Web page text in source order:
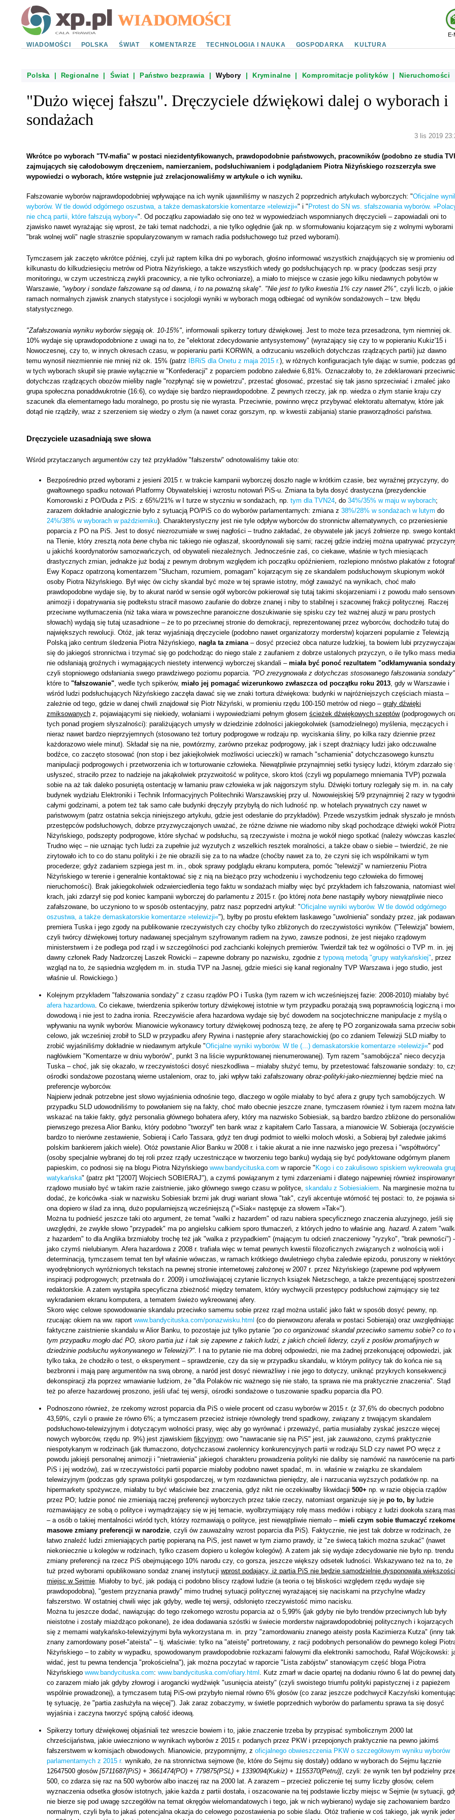
E-
WIADOMOŚCI POLSKA ŚWIAT KOMENTARZE TECHNOLOGIA I NAUKA GOSPODARKA KULTURA
Polska| Regionalne Świat| Państwo bezprawia|Wybory Kryminalne Kompromitacje polityków Nieruchomości
"Dużo więcej fałszu". Dręczyciele dźwiękowi dalej o wyborach i
sondażach
3 lis 2019
Wkrótce po wyborach "TV-mafia" w postaci niezidentyfikowanych, prawdopodobnie państwowych, pracowników (podobno ze studia
zajmujących się całodobowym dręczeniem, namierzaniem, podsłuchiwaniem i podglądaniem Piotra Niżyńskiego rozszerzyła swe
wypowiedzi o wyborach, które wstępnie już zrelacjonowaliśmy w artykule o ich wyniku.
Fałszowanie wyborów najprawdopodobniej wpływające na ich wynik ujawniliśmy w naszych 2 poprzednich artykułach wyborczych: "Oficjalne
wyborów. W tle dowód odgórnego oszustwa, a także demaskatorskie komentarze »telewizji«" i " Protest do SN ws. sfałszowania wyborów.
nie chcą partii, które fałszują wybory«". Od początku zapowiadało się ono też w wypowiedziach wspomnianych dręczycieli – zapowiadali oni to
zjawisko nawet wyrażając się wprost, że taki temat nadchodzi, a nie tylko oględnie (jak np. w sformułowaniu kojarzącym się z wolnymi wyborami
"brak wolnej woli" nagle strasznie spopularyzowanym w ramach radia podsłuchowego tuż przed wyborami).
Tymczasem jak zaczęto wkrótce później, czyli już raptem kilka dni po wyborach, głośno informować wszystkich znajdujących się w promieniu od
kilkunastu do kilkudziesięciu metrów od Piotra Niżyńskiego, a także wszystkich wtedy go podsłuchujących np. w pracy (podczas sesji przy
monitoringu, w czym uczestniczą zwykli pracownicy, a nie tylko ochroniarze), a miało to miejsce w czasie jego kilku niedawnych pobytów w
Warszawie, "wybory i sondaże fałszowane są od dawna, i to na poważną skalę". "Nie jest to tylko kwestia 1% czy nawet 2%", czyli liczb, o jakie
ramach normalnych zjawisk znanych statystyce i socjologii wyniki w wyborach mogą odbiegać od wyników sondażowych – tzw. błędu
statystycznego.
"Zafałszowania wyniku wyborów sięgają ok. 10-15%", informowali spikerzy tortury dźwiękowej. Jest to może teza przesadzona, tym niemniej ok.
10% wydaje się uprawdopodobnione z uwagi na to, że "elektorat zdecydowanie antysystemowy" (wyrażający się czy to w popieraniu Kukiz'15 i
Nowoczesnej, czy to, w innych okresach czasu, w popieraniu partii KORWiN, a odrzucaniu wszelkich dotychczas rządzących partii) już dawno
temu wynosił niezmiennie nie mniej niż ok. 15% (patrz
IBRiS dla Onetu z maja 2015 r.), w różnych konfiguracjach tyle dając w sumie, podczas
w tych wyborach skupił się prawie wyłącznie w "Konfederacji" z poparciem podobno zaledwie 6,81%. Oznaczałoby to, że zdeklarowani
dotychczas rządzących obozów mieliby nagle "rozpłynąć się w powietrzu", przestać głosować, przestać się tak jasno sprzeciwiać i zmaleć jako
grupa społeczna ponaddwukrotnie (16:6), co wydaje się bardzo nieprawdopodobne. Z pewnych rzeczy, jak np. wiedza o złym stanie kraju czy
szacunek dla elementarnego ładu moralnego, po prostu się nie wyrasta. Przeciwnie, powinno wręcz przybywać elektoratu alternatyw, które jak
dotąd nie rządziły, wraz z szerzeniem się wiedzy o złym (a nawet coraz gorszym, np. w kwestii zabijania) stanie praworządności państwa.
Dręczyciele uzasadniają swe słowa
Wśród przytaczanych argumentów czy też przykładów "fałszerstw" odnotowaliśmy takie oto:
Bezpośrednio przed wyborami z jesieni 2015 r. w trakcie kampanii wyborczej doszło nagle w krótkim czasie, bez wyraźnej przyczyny, do
gwałtownego spadku notowań Platformy Obywatelskiej i wzrostu notowań PiS-u. Zmiana ta była dosyć drastyczna (prezydenckie
Komorowski z PO/Duda z PiS: z 65%/21% w I turze w styczniu w sondażach, np. tym dla TVN24, do 34%/35% w maju w wyborach;
zarazem dokładnie analogicznie było z sytuacją PO/PiS co do wyborów parlamentarnych: zmiana z 38%/28% w sondażach w lutym do
24%/38% w wyborach w październiku). Charakterystyczny jest nie tyle odpływ wyborców do stronnictw alternatywnych, co przeniesienie
poparcia z PO na PiS. Jest to dosyć niezrozumiałe w swej nagłości – trudno zakładać, że obywatele jak jacyś żołnierze np. swego
na Tlenie, który zresztą nota bene chyba nic takiego nie ogłaszał, skoordynowali się sami; raczej gdzie indziej można upatrywać
u jakichś koordynatorów samozwańczych, od obywateli niezależnych. Jednocześnie zaś, co ciekawe, właśnie w tych miesiącach
drastycznych zmian, jednakże już bodaj z pewnym drobnym względem ich początku opóźnieniem, rozlepiono mnóstwo plakatów z
Ewy Kopacz opatrzoną komentarzem "Słucham, rozumiem, pomagam" kojarzącym się ze skandalem podsłuchowym skupionym wokół
osoby Piotra Niżyńskiego. Był więc ów cichy skandal być może w tej sprawie istotny, mógł zaważyć na wynikach, choć mało
prawdopodobne wydaje się, by to akurat naród w sensie ogół wyborców pokierował się tutaj takimi skojarzeniami i z powodu mało
animozji i dopatrywania się podtekstu stracił masowo zaufanie do dobrze znanej i niby to stabilnej i szacownej frakcji politycznej. Raczej
przeciwne wytłumaczenia (niż taka wiara w powszechne paranoiczne doszukiwanie się spisku czy też ważnej aluzji w paru prostych
słowach) wydają się tutaj uzasadnione – że to po przeciwnej stronie do demokracji, reprezentowanej przez wyborców, dochodziło tutaj do
największych rewolucji. Otóż, jak teraz wyjaśniają dręczyciele (podobno nawet organizatorzy morderstw) kojarzeni popularnie z Telewizją
Polską jako centrum śledzenia Piotra Niżyńskiego, nagła ta zmiana– dosyć przecież obca naturze ludzkiej, ta bowiem lubi
się do jakiegoś stronnictwa i trzymać się go podchodząc do niego stale z zaufaniem z dobrze ustalonych przyczyn, o ile tylko mass media
nie odsłaniają groźnych i wymagających niestety interwencji wyborczej skandali – miała być ponoć rezultatem "odkłamywania
czyli stopniowego odsłaniania swego prawdziwego poziomu poparcia. "PO zrezygnowała z dotychczas stosowanego fałszowania sondaży"
które to "fałszowanie", wedle tych spikerów, miało jej pomagać wizerunkowo zwłaszcza od początku roku 2013, gdy w Warszawie i
wśród ludzi podsłuchujących Niżyńskiego zaczęła dawać się we znaki tortura dźwiękowa: budynki w najróżniejszych częściach miasta –
zależnie od tego, gdzie w danej chwili znajdował się Piotr Niżyński, w promieniu rzędu 100-150 metrów od niego – grały dźwięki
zmiksowanych z, pojawiającymi się niekiedy, wołaniami i wypowiedziami pełnym głosem ścieżek dźwiękowych szeptów(podprogowych
tych ponad progiem słyszalności): paraliżujących umysły w dziedzinie zdolności jakiegokolwiek (samodzielnego) myślenia, męczących i
nieraz nawet bardzo nieprzyjemnych (stosowano też tortury podprogowe w rodzaju np. wyciskania śliny, po kilka razy dziennie przez
każdorazowo wiele minut). Składał się na nie, powtórzmy, zarówno przekaz podprogowy, jak i szept drażniący ludzi jako odczuwalne
bodźce, co zaczęto stosować (non stop i bez jakiejkolwiek możliwości ucieczki) w ramach "schamienia" dotychczasowego kunsztu
manipulacji podprogowych i przetworzenia ich w torturowanie człowieka. Niewątpliwie przynajmniej setki tysięcy ludzi, którym zdarzało się
usłyszeć, straciło przez to nadzieje na jakąkolwiek przyzwoitość w polityce, skoro ktoś (czyli wg popularnego mniemania TVP) pozwala
sobie na aż tak daleko posuniętą ostentację w łamaniu praw człowieka w jak najgorszym stylu. Dźwięki tortury rozlegały się m. in. na cały
budynek wydziału Elektroniki i Technik Informacyjnych Politechniki Warszawskiej przy ul. Nowowiejskiej 5/9 przynajmniej 2 razy w
całymi godzinami, a potem też tak samo całe budynki dręczyły przybyłą do nich ludność np. w hotelach prywatnych czy nawet w
państwowym (patrz ostatnia sekcja niniejszego artykułu, gdzie jest odesłanie do przykładów). Przede wszystkim jednak słyszało je
przestępców podsłuchowych, dobrze przyzwyczajonych uważać, że różne dziwne nie wiadomo niby skąd pochodzące dźwięki wokół
Niżyńskiego, podszepty podprogowe, które słychać w podsłuchu, są rzeczywiste i można je wokół niego spotkać (należy wówczas
Trudno więc – nie uznając tych ludzi za zupełnie już wyzutych z wszelkich resztek moralności, a także obaw o siebie – twierdzić, że nie
zirytowało ich to co do stanu polityki i że nie obrazili się za to na władze (choćby nawet za to, że czyni się ich wspólnikami w tym
procederze; gdyż zadaniem szpiega jest m. in., obok sprawy podglądu ekranu komputera, pomóc "telewizji" w namierzeniu Piotra
Niżyńskiego w terenie i generalnie kontaktować się z nią na bieżąco przy wchodzeniu i wychodzeniu tego człowieka do firmowej
nieruchomości). Brak jakiegokolwiek odzwierciedlenia tego faktu w sondażach miałby więc być przykładem ich fałszowania, natomiast
krach, jaki zdarzył się pod koniec kampanii wyborczej do parlamentu z 2015 r. (po której nota bene nastąpiły wybory niewątpliwie nieco
zafałszowane, bo uczyniono to w sposób ostentacyjny, patrz nasz poprzedni artykuł: "Oficjalne wyniki wyborów. W tle dowód odgórnego
oszustwa, a także demaskatorskie komentarze »telewizji«"), byłby po prostu efektem łaskawego "uwolnienia" sondaży przez, jak
premiera Tuska i jego zgody na publikowanie rzeczywistych czy choćby tylko zbliżonych do rzeczywistości wyników. ("Telewizja" bowiem,
czyli twórcy dźwiękowej tortury nadawanej specjalnym szyfrowanym radiem na żywo, zawsze podnosi, że jest niejako rządowym
ministerstwem i że podlega pod rząd i w szczególności pod zachcianki kolejnych premierów. Twierdził tak też w ogólności o TVP m. in. jej
dawny członek Rady Nadzorczej Laszek Rowicki – zapewne dobrany po nazwisku, zgodnie z typową metodą "grupy watykańskiej", przez
wzgląd na to, że sąsiednia względem m. in. studia TVP na Jasnej, gdzie mieści się kanał regionalny TVP Warszawa i jego studio, jest
właśnie ul. Rowickiego.)
Kolejnym przykładem "fałszowania sondaży" z czasu rządów PO i Tuska (tym razem w ich wcześniejszej fazie: 2008-2010) miałaby być
afera hazardowa. Co ciekawe, twierdzenia spikerów tortury dźwiękowej istotnie w tym przypadku porażają swą poprawnością logiczną i
dowodową i nie jest to żadna ironia. Rzeczywiście afera hazardowa wydaje się być dowodem na socjotechniczne manipulacje z myślą o
wpływaniu na wynik wyborów. Mianowicie wykonawcy tortury dźwiękowej podnoszą tezę, że aferę tę PO zorganizowała sama przeciw
celowo, jak wcześniej zrobił to SLD w przypadku afery Rywina i następnie afery starachowickiej (po co zdaniem Telewizji SLD miałby to
zrobić wyjaśniliśmy dokładnie w niedawnym artykule "Oficjalne wyniki wyborów. W tle (...) demaskatorskie komentarze »telewizji«" pod
nagłówkiem "Komentarze w dniu wyborów", punkt 3 na liście wypunktowanej nienumerowanej). Tym razem "samobójcza" nieco decyzja
Tuska – choć, jak się okazało, w rzeczywistości dosyć nieszkodliwa – miałaby służyć temu, by przetestować fałszowanie sondaży: to,
ośrodki sondażowe pozostaną wierne ustaleniom, oraz to, jaki wpływ taki zafałszowany obraz-polityki-jako-niezmiennej będzie mieć na
preferencje wyborców.
Najpierw jednak potrzebne jest słowo wyjaśnienia odnośnie tego, dlaczego w ogóle miałaby to być afera z grupy tych samobójczych. W
przypadku SLD udowodniliśmy to powołaniem się na fakty, choć mało obecnie jeszcze znane, tymczasem również i tym razem można
wskazać na takie fakty, gdyż personalia głównego bohatera afery, który ma nazwisko Sobiesiak, są bardzo bardzo zbliżone do personaliów
pierwszego prezesa Alior Banku, który podobno "tworzył" ten bank wraz z kapitałem Carlo Tassara, a mianowicie W. Sobieraja (oczywiście
bardzo to nierówne zestawienie, Sobieraj i Carlo Tassara, gdyż ten drugi podmiot to wielki moloch włoski, a Sobieraj był zaledwie jakimś
polskim bankierem jakich wiele). Otóż powstanie Alior Banku w 2008 r. i takie akurat a nie inne nazwisko jego prezesa i "współtwórcy"
(osoby specjalnie wybranej do tej roli przez rządy uczestniczące w tworzeniu tego banku) wydają się być podyktowane odgórnym planem
papieskim, co podnosi się na blogu Piotra Niżyńskiego www.bandycituska.com w raporcie " Kogo i co zakulisowo spiskiem wykreowała
watykańska" (patrz pkt "[2007] Wojciech SOBIERAJ"), a czymś powiązanym z tymi zdarzeniami i dlatego najpewniej również
rządowo musiało być w takim razie zaistnienie, jako głównego swego czasu w polityce, skandalu z Sobiesiakiem. Na marginesie można tu
dodać, że końcówka -siak w nazwisku Sobiesiak brzmi jak drugi wariant słowa "tak", czyli akcentuje wtórność tej postaci: to, że pojawia
ona dopiero w ślad za inną, dużo popularniejszą wcześniejszą ("»Siak« następuje za słowem »Tak«").
Można tu podnieść jeszcze taki oto argument, że temat "walki z hazardem" od razu nabiera specyficznego znaczenia aluzyjnego, jeśli się
uwzględni, że zwykłe słowo "przypadek" ma po angielsku całkiem sporo tłumaczeń, z których jedno to właśnie ang. hazard. A zatem
z hazardem" to dla Anglika brzmiałoby trochę też jak "walka z przypadkiem" (mającym tu odcień znaczeniowy "ryzyko", "brak pewności")
jako czymś nielubianym. Afera hazardowa z 2008 r. trafiała więc w temat pewnych kwestii filozoficznych związanych z wolnością woli i
determinacją, tymczasem temat ten był właśnie wówczas, w ramach krótkiego dwuletniego chyba zaledwie epizodu, poruszony w
wyodrębnionych wyróżnionych tekstach na pewnej stronie internetowej założonej w 2007 r. przez Niżyńskiego (zapewne pod wpływem
inspiracji podprogowych; przetrwała do r. 2009) i umożliwiającej czytanie licznych książek Nietzschego, a także prezentującej
redaktorskie. A zatem wystąpiła specyficzna zbieżność między tematem, który wychwycili przestępcy podsłuchowi zajmujący się też
wykradaniem ekranu komputera, a tematem świeżo wykreowanej afery.
Skoro więc celowe spowodowanie skandalu przeciwko samemu sobie przez rząd można ustalić jako fakt w sposób dosyć pewny, np.
rzucając okiem na ww. raport www.bandycituska.com/ponazwisku.html (co do pierwowzoru aferała w postaci Sobieraja) oraz uwzględniając
faktyczne zaistnienie skandalu w Alior Banku, to pozostaje już tylko pytanie "po co organizować skandal przeciwko samemu sobie? co to
tym przypadku mogło dać PO, skoro partia już i tak się zapewne z takich ludzi, z jakich chcieli liderzy, czyli z posłów promafijnych w
dziedzinie podsłuchu wykonywanego w Telewizji?". I na to pytanie nie ma dobrej odpowiedzi, nie ma żadnej przekonującej odpowiedzi, jak
tylko taka, że chodziło o test, o eksperyment – sprawdzenie, czy da się w przypadku skandalu, w którym politycy tak do końca nie są
bezbronni i mają parę argumentów na swą obronę, a naród jest dosyć niewrażliwy i nie jego to dotyczy, uniknąć przykrych konsekwencji
dekonspiracji zła poprzez wmawianie ludziom, że "dla Polaków nic ważnego się nie stało, ta sprawa nie ma praktycznie znaczenia". Stąd
też po aferze hazardowej proszono, jeśli ufać tej wersji, ośrodki sondażowe o tuszowanie spadku poparcia dla PO.
Podnoszono również, że rzekomy wzrost poparcia dla PiS o wiele procent od czasu wyborów w 2015 r. (z 37,6% do obecnych podobno
43,59%, czyli o prawie że równo 6%; a tymczasem przecież istnieje równoległy trend spadkowy, związany z trwającym skandalem
podsłuchowo-telewizyjnym i dotyczącym wolności prasy, więc aby go wyrównać i przeważyć, partia musiałaby zyskać jeszcze więcej
nowych wyborców, rzędu np. 9%) jest zjawiskiem fikcyjnym: owo "nawracanie się na PiS" jest, jak zauważono, czymś praktycznie
niespotykanym w rodzinach (jak tłumaczono, dotychczasowi zwolennicy konkurencyjnych partii w rodzaju SLD czy nawet PO wręcz z
powodu jakiejś personalnej animozji i "nietrawienia" jakiegoś charakteru prowadzenia polityki nie daliby się namówić na nawrócenie na
PiS i jej wodzów), zaś w rzeczywistości partii poparcie miałoby podobno nawet spadać, m. in. właśnie w związku ze skandalem
telewizyjnym (podczas gdy sprawa polityki gospodarczej, w tym rozdawnictwa pieniędzy, ale i narzucania wyższych podatków np. na
hipermarkety spożywcze, miałaby tu być właściwie bez znaczenia, gdyż nikt nie oczekiwałby likwidacji 500+ np. w razie objęcia rządów
przez PO; ludzie ponoć nie zmieniają raczej preferencji wyborczych przez takie rzeczy, natomiast organizuje się je po to, by ludzie
rozmawiający ze sobą o polityce i wymądrzający się w jej temacie, wyolbrzymiający rolę mass mediów i robiący z ludzi dookoła szarą
– a osób o takiej mentalności wśród tych, którzy rozmawiają o polityce, jest niewątpliwie niemało – mieli czym sobie tłumaczyć
masowe zmiany preferencji w narodzie, czyli ów zauważalny wzrost poparcia dla PiS). Faktycznie, nie jest tak dobrze w rodzinach, że
łatwo znaleźć ludzi zmieniających partię popieraną na PiS, jest nawet w tym ziarno prawdy, iż "ze świecą takich można szukać" (nawet
niekoniecznie u kolegów w rodzinach, tylko czasem dopiero u kolegów kolegów). A zatem jak się wydaje zdecydowanie nie było np. trendu
zmiany preferencji na rzecz PiS obejmującego 10% narodu czy, co gorsza, jeszcze większy odsetek ludności. Wskazywano też na to, że
tuż przed wyborami opublikowano sondaż znanej instytucji wprost podający, iż partia PiS nie będzie samodzielnie dysponowała
miejsc w Sejmie. Miałoby to być, jak podają ci podobno bliscy rządowi ludzie (a teoria o tej bliskości względem rzędu wydaje się
prawdopodobna), "gestem przyznania prawdy" mimo trudnej sytuacji politycznej wyrażającej się naciskami na przychylne władzy
fałszerstwo. W ostatniej chwili więc jak gdyby, wedle tej wersji, odsłonięto rzeczywistość mimo nacisku.
Można tu jeszcze dodać, nawiązując do tego rzekomego wzrostu poparcia aż o 5,99% (jak gdyby nie było trendów przeciwnych lub były
nieistotne i zostały miażdżąco pokonane), że idea dodawania szóstki w świecie morderstw najprawdopodobniej politycznych i kojarzących
się z memami watykańsko-telewizyjnymi była wykorzystana m. in. przy "zamordowaniu znanego ateisty posła Kazimierza Kutza" (inny
znany zamordowany poseł-"ateista" – tj. właściwie: tylko na "ateistę" portretowany, z racji podobnych personaliów do pewnego kolegi
Niżyńskiego – to zabity w wypadku, spowodowanym prawdopodobnie rozkazami falowymi dla elektroniki samochodu, Rafał Wójcikowski:
widać, jest tu pewna tendencja "prokościelna"), jak można poczytać w raporcie "Lista zabójstw" stanowiącym część bloga Piotra
Niżyńskiego www.bandycituska.com: www.bandycituska.com/ofiary.html . Kutz zmarł w dacie opartej na dodaniu równo 6 lat do pewnej
co zarazem miało jak gdyby złowrogi i arogancki wydźwięk "usunięcia ateisty" (czyli swoistego triumfu polityki papistycznej i z papieżem
wspólnie prowadzonej), a tymczasem tutaj PiS-owi przybyło niemal równo 6% głosów (co zaraz jeszcze podchwycił Kaczyński komentując
tę sytuację, że "partia zasłużyła na więcej"). Jak zaraz zobaczymy, w świetle poprzednich wyborów do parlamentu sprawa ta się dosyć
wyjaśnia i zaczyna tworzyć spójną całość ideową.
Spikerzy tortury dźwiękowej objaśniali też wreszcie bowiem i to, jakie znaczenie trzeba by przypisać symbolicznym 2000 lat
chrześcijaństwa, jakie uwieczniono w wynikach wyborów z 2015 r. podanych przez PKW i przepojonych praktycznie na pewno jakimś
fałszerstwem w komisjach obwodowych. Mianowicie, przypomnijmy, z oficjalnego obwieszczenia PKW o szczegółowym wyniku wyborów
parlamentarnych z 2015 r. wynikało, że na stronnictwa sejmowe (te, które do Sejmu się dostały) oddano w wyborach do Sejmu łącznie
12647500 głosów [5711687(PiS) + 3661474(PO) + 779875(PSL) + 1339094(Kukiz) + 1155370(Petru)], czyli: że wynik ten był podzielny
500, co zdarza się raz na 500 wyborów albo inaczej raz na 2000 lat. A zarazem – przecież policzenie tej sumy liczby głosów, celem
wyznaczenia odsetka głosów istotnych, jakie każda z partii dostała, i oszacowanie na tej podstawie liczby miejsc w Sejmie (w sytuacji,
nie bierze się pod uwagę szczegółów na temat okręgów wielomandatowych i tego, jak w nich wybierano) wydaje się zachowaniem bardzo
normalnym, czyli była to jakaś potencjalna okazja do celowego pozostawienia po sobie śladu. Otóż trafienie w coś takiego, jak wynik